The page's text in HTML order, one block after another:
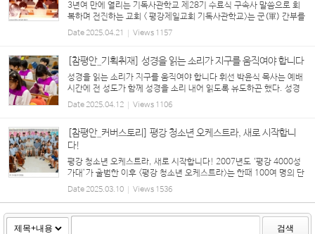
3년여 만에 열리는 기독사관학교 제28기 수료식 구속사 말씀으로 회
복하며 전진하는 교회 < 평강제일교회 기독사관학교>는 군(軍) 간부를
배출하는 기관의 명칭 ‘사관학교’를 사용한 것에서 알 수 있듯, 성도들
을 ‘신령한 군사(딤후 2:3)’, 신앙...
Date2025.04.21 Views 1157
[참평안_기획취재] 성경을 읽는 소리가 지구를 움직여야 합니다
성경을 읽는 소리가 지구를 움직여야 합니다 휘선 박윤식 목사는 예배
시간에 전 성도가 함께 성경을 소리 내어 읽도록 유도하곤 했다. 성경
구절을 함께 찾고 읽으면 그 소리가 지구를 움직인다고 말했다. 또한
예배 시간에 성경 구절과 말씀을 필기하...
Date2025.04.12 Views 1106
[참평안_커버스토리] 평강 청소년 오케스트라, 새로 시작합니
다!
평강 청소년 오케스트라, 새로 시작합니다! 2007년도 ‘평강 4000성
가대’가 출범한 이후 <평강 청소년 오케스트라>는 한때 100여 명의 단
원이 훈련받던 찬양대이자, 미래의 <바울관현악단> 단원을 배출하는
‘사관학교’였다. ‘바이올린, 첼로, 비올라,...
Date2025.03.10 Views 1536
검색